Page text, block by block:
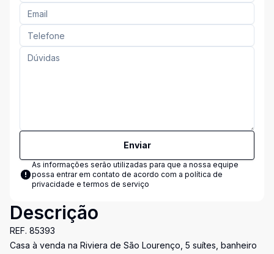
Enviar
As informações serão utilizadas para que a nossa equipe
possa entrar em contato de acordo com a política de
privacidade e termos de serviço
Descrição
REF. 85393
Casa à venda na Riviera de São Lourenço, 5 suítes, banheiro